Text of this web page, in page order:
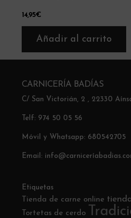
14,95€
Añadir al carrito
CARNICERÍA BADÍAS
C/ San Victorián, 2 , 22330
Telf: 974 50 05 56
Móvil y Whatsapp: 680542705
Email:
Etiquetas
Tienda de carne online
Tortetas de cerdo